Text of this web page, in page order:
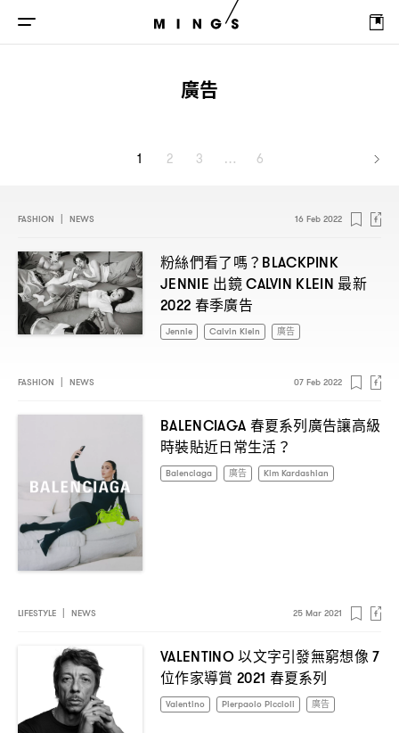
廣告
1 2 3 … 6
FASHION NEWS 16 Feb 2022
粉絲們看了嗎 ？BLACKPINK
JENNIE 出鏡CALVIN KLEIN 最新
2022 春季廣告
Jennie Calvin Klein 廣告
FASHION NEWS 07 Feb 2022
BALENCIAGA 春夏系列廣告讓高級
時裝貼近日常生活 ？
Balenciaga 廣告 Kim Kardashian
LIFESTYLE NEWS 25 Mar 2021
VALENTINO以文字引發無窮想像 7
位作家導賞 2021 春夏系列
Valentino Pierpaolo Piccioli 廣告